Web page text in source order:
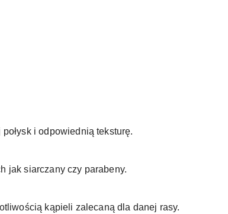
i odpowiednią teksturę.
jak siarczany czy parabeny.
kąpieli zalecaną dla danej rasy.